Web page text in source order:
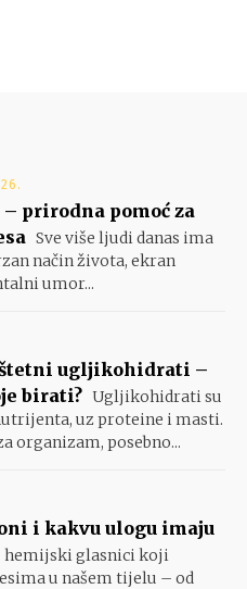
– prirodna pomoć za
Sve više ljudi danas ima
način života, ekran
umor...
ugljikohidrati –
birati? Ugljikohidrati su
uz proteine i masti.
organizam, posebno...
i kakvu ulogu imaju
hemijski glasnici koji
u našem tijelu – od